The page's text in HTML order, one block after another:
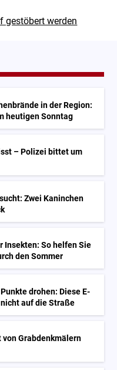
gestöbert werden
in der Region:
heutigen Sonntag
– Polizei bittet um
Zwei Kaninchen
Insekten: So helfen Sie
den Sommer
drohen: Diese E-
auf die Straße
Grabdenkmälern